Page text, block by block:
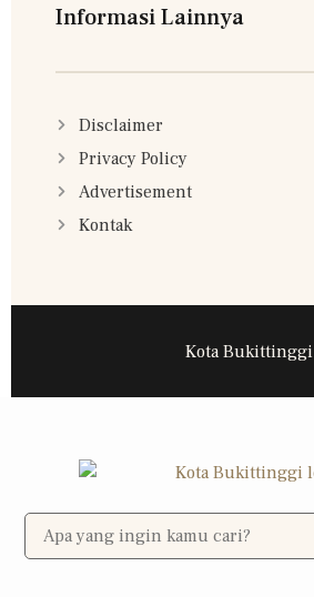
Informasi Lainnya
Disclaimer
Privacy Policy
Advertisement
Kontak
Kota Bukittinggi